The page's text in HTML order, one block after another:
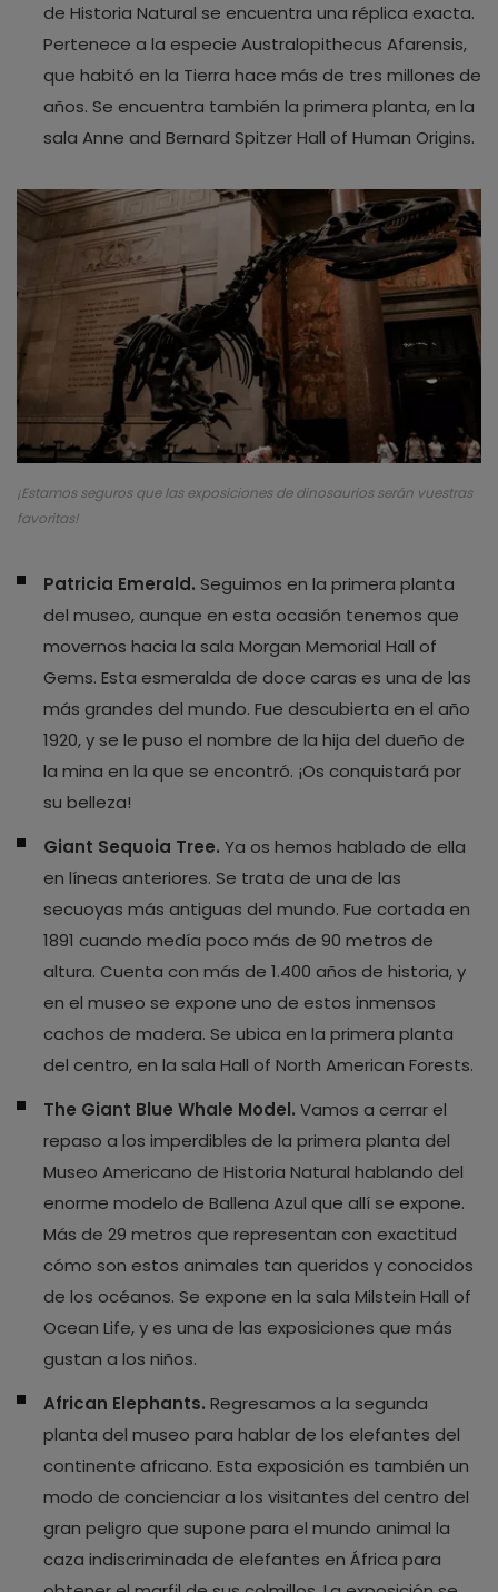
de Historia Natural se encuentra una réplica exacta.
Pertenece a la especie Australopithecus Afarensis,
que habitó en la Tierra hace más de tres millones de
años. Se encuentra también la primera planta, en la
sala Anne and Bernard Spitzer Hall of Human Origins.
¡Estamos seguros que las exposiciones de dinosaurios serán vuestras
favoritas!
Patricia Emerald. Seguimos en la primera planta
del museo, aunque en esta ocasión tenemos que
movernos hacia la sala Morgan Memorial Hall of
Gems. Esta esmeralda de doce caras es una de las
más grandes del mundo. Fue descubierta en el año
1920, y se le puso el nombre de la hija del dueño de
la mina en la que se encontró. ¡Os conquistará por
su belleza!
Giant Sequoia Tree. Ya os hemos hablado de ella
en líneas anteriores. Se trata de una de las
secuoyas más antiguas del mundo. Fue cortada en
1891 cuando medía poco más de 90 metros de
altura. Cuenta con más de 1.400 años de historia, y
en el museo se expone uno de estos inmensos
cachos de madera. Se ubica en la primera planta
del centro, en la sala Hall of North American Forests.
The Giant Blue Whale Model. Vamos a cerrar el
repaso a los imperdibles de la primera planta del
Museo Americano de Historia Natural hablando del
enorme modelo de Ballena Azul que allí se expone.
Más de 29 metros que representan con exactitud
cómo son estos animales tan queridos y conocidos
de los océanos. Se expone en la sala Milstein Hall of
Ocean Life, y es una de las exposiciones que más
gustan a los niños.
African Elephants. Regresamos a la segunda
planta del museo para hablar de los elefantes del
continente africano. Esta exposición es también un
modo de concienciar a los visitantes del centro del
gran peligro que supone para el mundo animal la
caza indiscriminada de elefantes en África para